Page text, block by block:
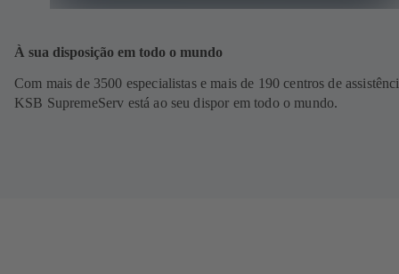
À sua disposição em todo o mundo
Com mais de 3500 especialistas e mais de 190 centros de
KSB SupremeServ está ao seu dispor em todo o mundo.